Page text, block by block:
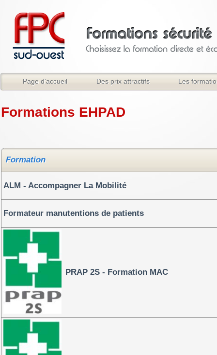
Page d'accueil Des prix attractifs Les
Formations EHPAD
Formation
ALM - Accompagner La Mobilité
Formateur manutentions de patients
PRAP 2S - Formation MAC